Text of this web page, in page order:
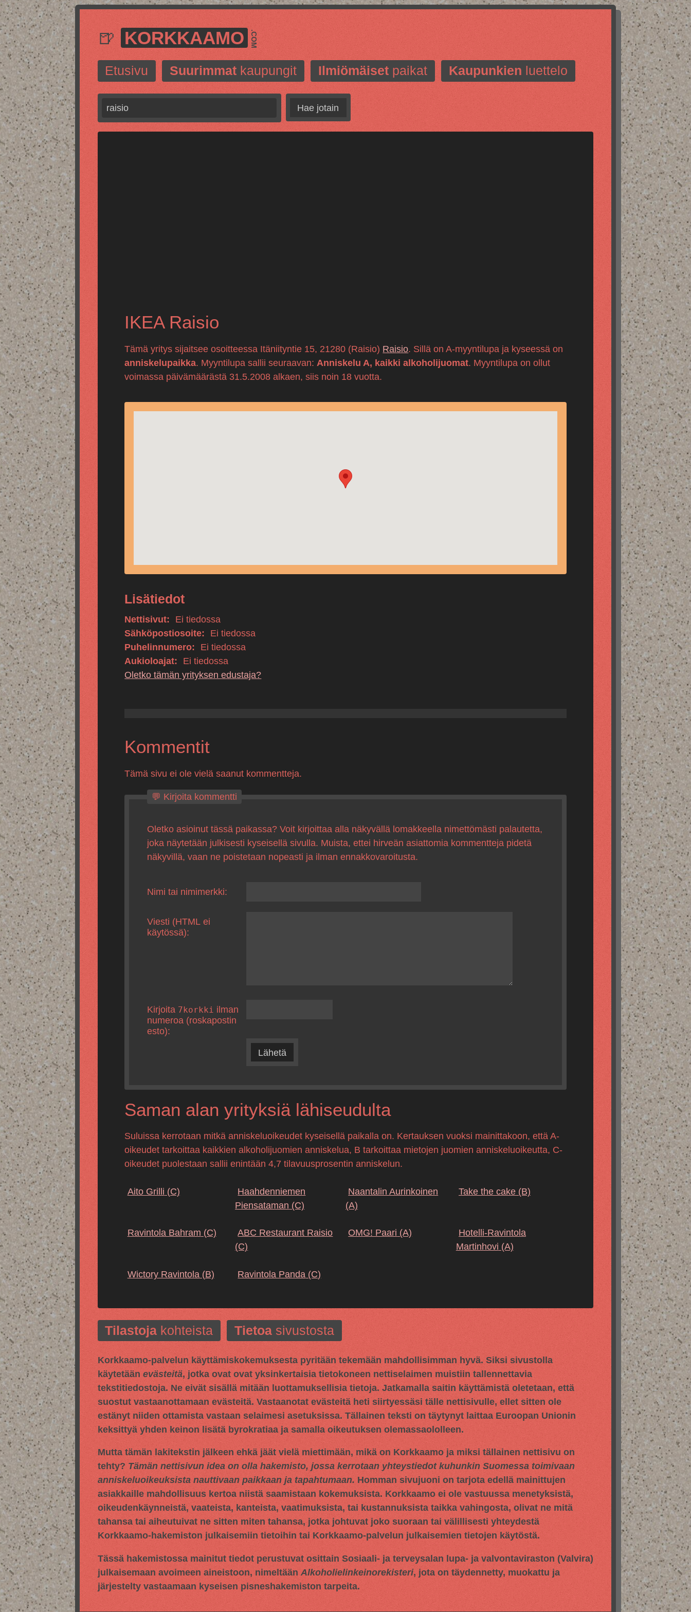
🍺 KORKKAAMO .COM
Etusivu Suurimmat kaupungit Ilmiömäiset paikat Kaupunkien luettelo
Hae jotain
IKEA Raisio
Tämä yritys sijaitsee osoitteessa Itäniityntie 15, 21280 (Raisio) Raisio. Sillä on A-myyntilupa ja kyseessä on
anniskelupaikka. Myyntilupa sallii seuraavan: Anniskelu A, kaikki alkoholijuomat. Myyntilupa on ollut
voimassa päivämäärästä 31.5.2008 alkaen, siis noin 18 vuotta.
Lisätiedot
Nettisivut:
Ei tiedossa
Sähköpostiosoite:
Ei tiedossa
Puhelinnumero:
Ei tiedossa
Aukioloajat:
Ei tiedossa
Oletko tämän yrityksen edustaja?
Kommentit
Tämä sivu ei ole vielä saanut kommentteja.
💬 Kirjoita kommentti
Oletko asioinut tässä paikassa? Voit kirjoittaa alla näkyvällä lomakkeella nimettömästi palautetta,
joka näytetään julkisesti kyseisellä sivulla. Muista, ettei hirveän asiattomia kommentteja pidetä
näkyvillä, vaan ne poistetaan nopeasti ja ilman ennakkovaroitusta.
Nimi tai nimimerkki:
Viesti (HTML ei
käytössä):
Kirjoita 7korkki ilman
numeroa (roskapostin
esto):
Lähetä
Saman alan yrityksiä lähiseudulta
Suluissa kerrotaan mitkä anniskeluoikeudet kyseisellä paikalla on. Kertauksen vuoksi mainittakoon, että A-
oikeudet tarkoittaa kaikkien alkoholijuomien anniskelua, B tarkoittaa mietojen juomien anniskeluoikeutta, C-
oikeudet puolestaan sallii enintään 4,7 tilavuusprosentin anniskelun.
Aito Grilli (C)
Haahdenniemen
Piensataman (C)
Naantalin Aurinkoinen
(A)
Take the cake (B)
Ravintola Bahram (C)
ABC Restaurant Raisio
(C)
OMG! Paari (A)
Hotelli-Ravintola
Martinhovi (A)
Wictory Ravintola (B) Ravintola Panda (C)
Tilastoja kohteista Tietoa sivustosta
Korkkaamo-palvelun käyttämiskokemuksesta pyritään tekemään mahdollisimman hyvä. Siksi sivustolla
käytetään evästeitä, jotka ovat ovat yksinkertaisia tietokoneen nettiselaimen muistiin tallennettavia
tekstitiedostoja. Ne eivät sisällä mitään luottamuksellisia tietoja. Jatkamalla saitin käyttämistä oletetaan, että
suostut vastaanottamaan evästeitä. Vastaanotat evästeitä heti siirtyessäsi tälle nettisivulle, ellet sitten ole
estänyt niiden ottamista vastaan selaimesi asetuksissa. Tällainen teksti on täytynyt laittaa Euroopan Unionin
keksittyä yhden keinon lisätä byrokratiaa ja samalla oikeutuksen olemassaololleen.
Mutta tämän lakitekstin jälkeen ehkä jäät vielä miettimään, mikä on Korkkaamo ja miksi tällainen nettisivu on
tehty? Tämän nettisivun idea on olla hakemisto, jossa kerrotaan yhteystiedot kuhunkin Suomessa toimivaan
anniskeluoikeuksista nauttivaan paikkaan ja tapahtumaan. Homman sivujuoni on tarjota edellä mainittujen
asiakkaille mahdollisuus kertoa niistä saamistaan kokemuksista. Korkkaamo ei ole vastuussa menetyksistä,
oikeudenkäynneistä, vaateista, kanteista, vaatimuksista, tai kustannuksista taikka vahingosta, olivat ne mitä
tahansa tai aiheutuivat ne sitten miten tahansa, jotka johtuvat joko suoraan tai välillisesti yhteydestä
Korkkaamo-hakemiston julkaisemiin tietoihin tai Korkkaamo-palvelun julkaisemien tietojen käytöstä.
Tässä hakemistossa mainitut tiedot perustuvat osittain Sosiaali- ja terveysalan lupa- ja valvontaviraston (Valvira)
julkaisemaan avoimeen aineistoon, nimeltään Alkoholielinkeinorekisteri, jota on täydennetty, muokattu ja
järjestelty vastaamaan kyseisen pisneshakemiston tarpeita.